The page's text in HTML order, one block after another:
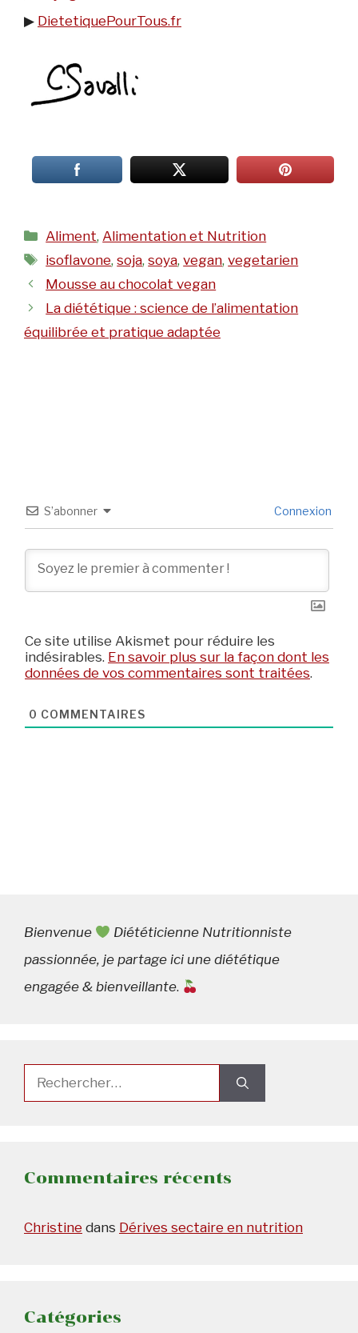
▶︎ DietetiquePourTous.fr
Catégories
Aliment, Alimentation et Nutrition
Étiquettes
isoflavone,soja,soya,vegan,vegetarien
Mousse au chocolat vegan
La diététique : science de l’alimentation
équilibrée et pratique adaptée
S’abonner Connexion
Ce site utilise Akismet pour réduire les
indésirables. En savoir plus sur la façon dont les
données de vos commentaires sont traitées.
0 COMMENTAIRES
Bienvenue
Diététicienne Nutritionniste
passionnée, je partage ici une diététique
engagée & bienveillante.
Rechercher :
Commentaires récents
Christine dans Dérives sectaire en nutrition
Catégories